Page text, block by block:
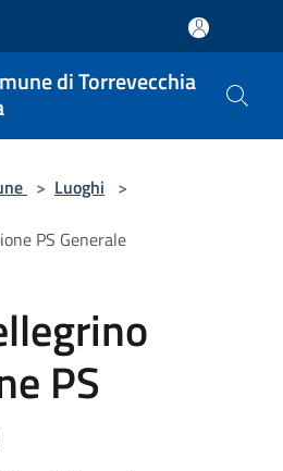
di Torrevecchia
> Luoghi >
PS Generale
PS